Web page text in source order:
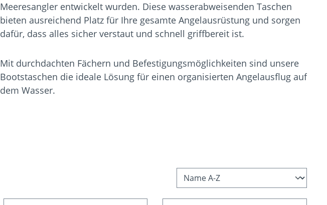
Meeresangler entwickelt wurden. Diese wasserabweisenden Taschen
bieten ausreichend Platz für Ihre gesamte Angelausrüstung und sorgen
dafür, dass alles sicher verstaut und schnell griffbereit ist.
Mit durchdachten Fächern und Befestigungsmöglichkeiten sind unsere
Bootstaschen die ideale Lösung für einen organisierten Angelausflug auf
dem Wasser.